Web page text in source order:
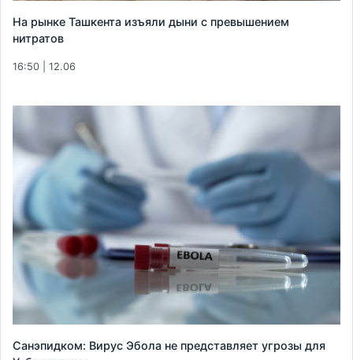
На рынке Ташкента изъяли дыни с превышением
нитратов
16:50 | 12.06
Санэпидком: Вирус Эбола не представляет угрозы для